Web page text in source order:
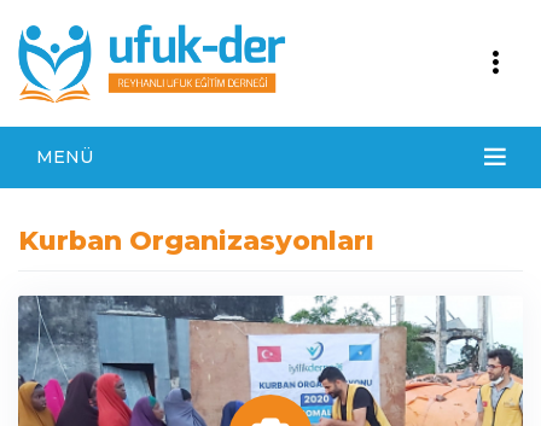
MENÜ
Kurban Organizasyonları